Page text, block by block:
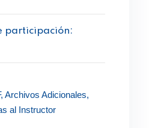
participación:
Archivos Adicionales,
al Instructor